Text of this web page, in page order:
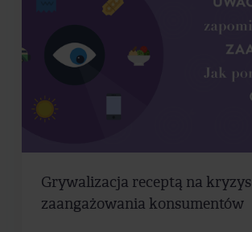
Grywalizacja receptą na kryzys
zaangażowania konsumentów